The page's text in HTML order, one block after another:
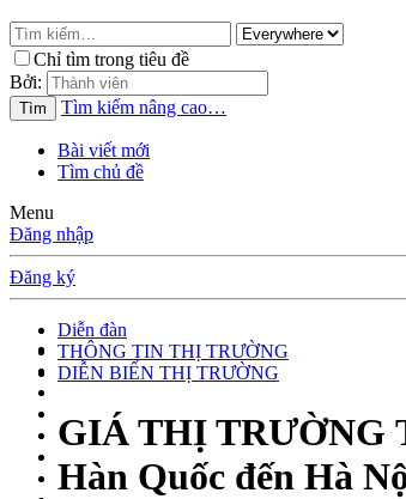
Chỉ tìm trong tiêu đề
Bởi:
Tìm Tìm kiếm nâng cao…
Bài viết mới
Tìm chủ đề
Menu
Đăng nhập
Đăng ký
Diễn đàn
THÔNG TIN THỊ TRƯỜNG
DIỄN BIẾN THỊ TRƯỜNG
GIÁ THỊ TRƯỜNG
Hàn Quốc đến Hà